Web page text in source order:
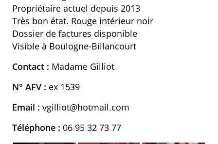
Propriétaire actuel depuis 2013
Très bon état. Rouge intérieur noir
Dossier de factures disponible
Visible à Boulogne-Billancourt
Contact : Madame Gilliot
N° AFV : ex 1539
Email : vgilliot@hotmail.com
Téléphone : 06 95 32 73 77